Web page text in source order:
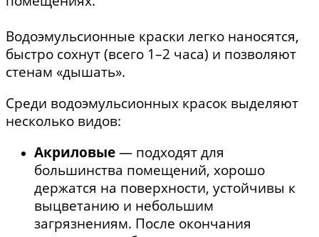
Водоэмульсионные краски легко наносятся,
быстро сохнут (всего 1–2 часа) и позволяют
стенам «дышать».
Среди водоэмульсионных красок выделяют
несколько видов:
Акриловые — подходят для
большинства помещений, хорошо
держатся на поверхности, устойчивы к
выцветанию и небольшим
загрязнениям. После окончания